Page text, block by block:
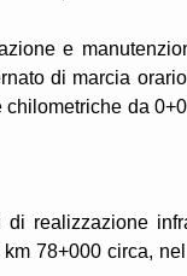
e
di marcia
da
realizzazione
78+000 circa,